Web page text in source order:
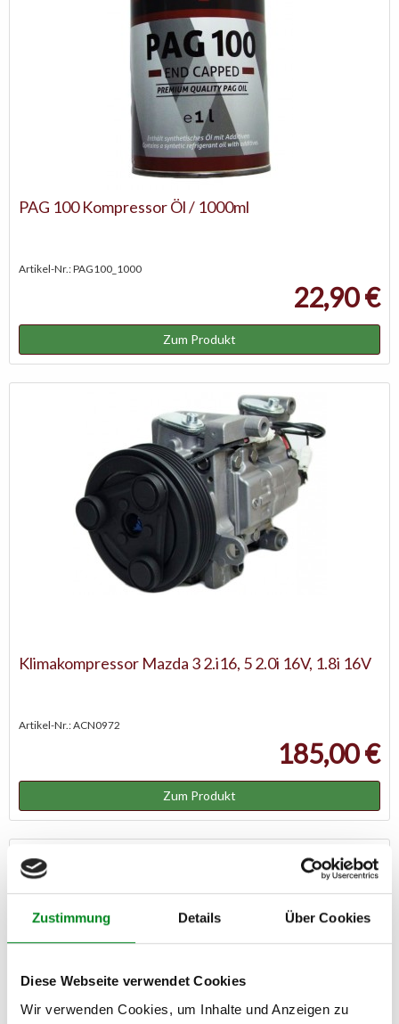
Zustimmung Details Über Cookies
Diese Webseite verwendet Cookies
Wir verwenden Cookies, um Inhalte und Anzeigen zu
PAG 100 Kompressor Öl / 1000ml
Artikel-Nr.: PAG100_1000
22,90 €
Zum Produkt
Klimakompressor Mazda 3 2.i16, 5 2.0i 16V, 1.8i 16V
Artikel-Nr.: ACN0972
185,00 €
Zum Produkt